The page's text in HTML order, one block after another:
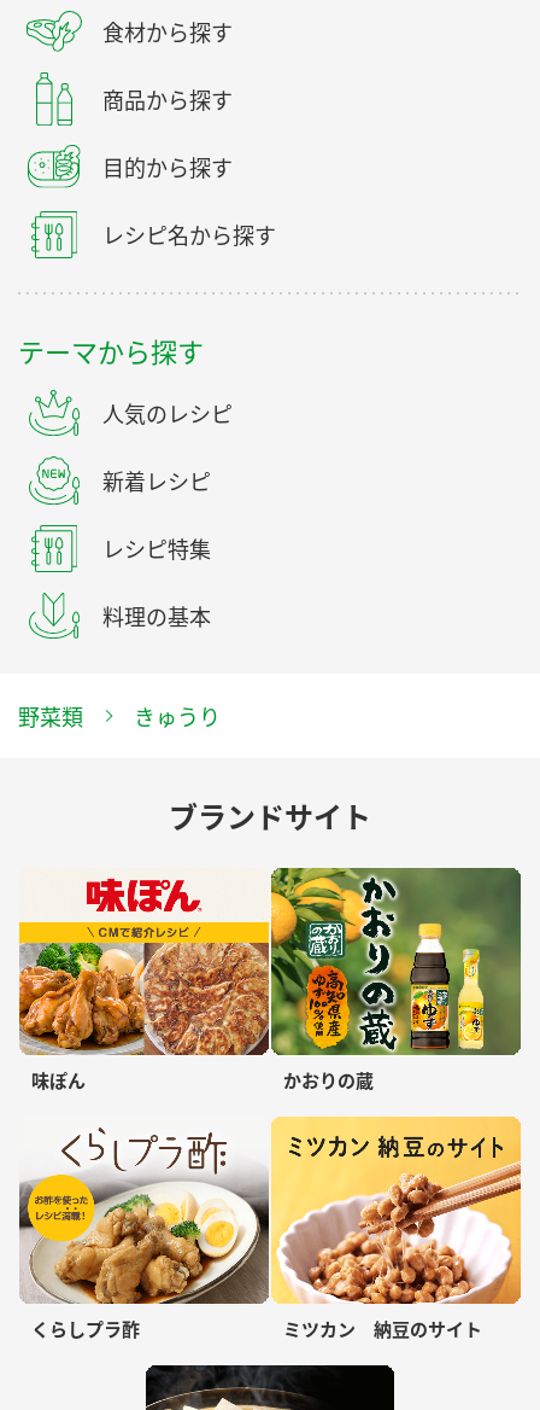
食材から探す
商品から探す
目的から探す
レシピ名から探す
テーマから探す
人気のレシピ
新着レシピ
レシピ特集
料理の基本
野菜類 きゅうり
ブランドサイト
味ぽん かおりの蔵
くらしプラ酢 ミツカン 納豆のサイト